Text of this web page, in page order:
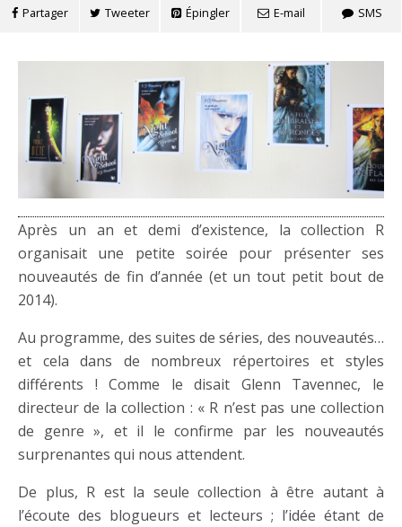
Partager Tweeter Épingler E-mail SMS
Après un an et demi d’existence, la collection R
organisait une petite soirée pour présenter ses
nouveautés de fin d’année (et un tout petit bout de
2014).
Au programme, des suites de séries, des nouveautés…
et cela dans de nombreux répertoires et styles
différents ! Comme le disait Glenn Tavennec, le
directeur de la collection : « R n’est pas une collection
de genre », et il le confirme par les nouveautés
surprenantes qui nous attendent.
De plus, R est la seule collection à être autant à
l’écoute des blogueurs et lecteurs ; l’idée étant de